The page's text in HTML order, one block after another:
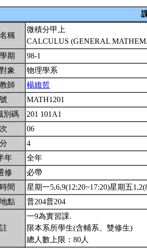
稱
微積分甲上
CALCULUS (GENERAL
期
98-1
象
物理學系
師
楊維哲
MATH1201
別碼
201 101A1
06
4
年
全年
修
必帶
間
星期一5,6,9(12:20~17:20)星期五
點
普204普204
一9為實習課.
限本系所學生(含輔系、雙修生)
總人數上限：80人